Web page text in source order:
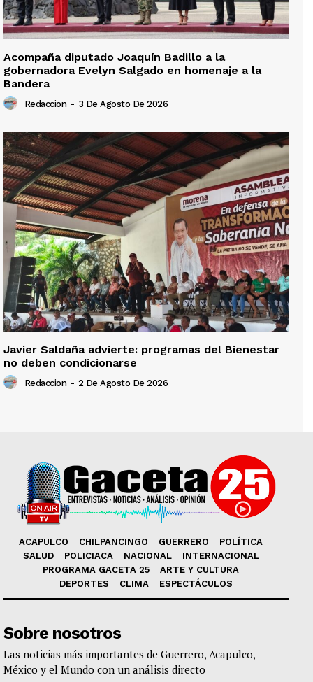
Acompaña diputado Joaquín Badillo a la
gobernadora Evelyn Salgado en homenaje a la
Bandera
Redaccion - 3 De Agosto De 2026
Javier Saldaña advierte: programas del Bienestar
no deben condicionarse
Redaccion - 2 De Agosto De 2026
ACAPULCO CHILPANCINGO GUERRERO
POLÍTICA
SALUD
POLICIACA NACIONAL
INTERNACIONAL
PROGRAMA GACETA 25
ARTE Y CULTURA
DEPORTES
CLIMA ESPECTÁCULOS
Sobre nosotros
Las noticias más importantes de Guerrero, Acapulco,
México y el Mundo con un análisis directo